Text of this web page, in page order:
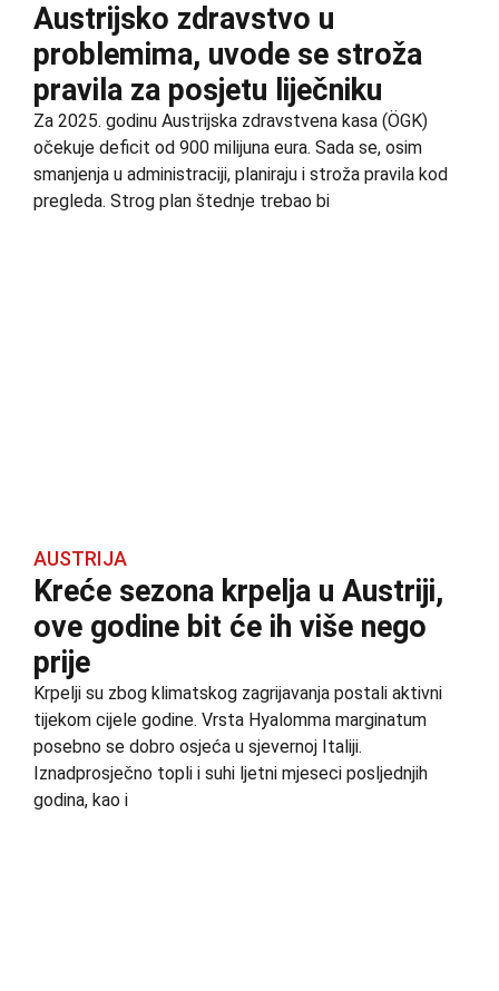
Austrijsko zdravstvo u
problemima, uvode se stroža
pravila za posjetu liječniku
Za 2025. godinu Austrijska zdravstvena kasa (ÖGK)
očekuje deficit od 900 milijuna eura. Sada se, osim
smanjenja u administraciji, planiraju i stroža pravila kod
pregleda. Strog plan štednje trebao bi
AUSTRIJA
Kreće sezona krpelja u Austriji,
ove godine bit će ih više nego
prije
Krpelji su zbog klimatskog zagrijavanja postali aktivni
tijekom cijele godine. Vrsta Hyalomma marginatum
posebno se dobro osjeća u sjevernoj Italiji.
Iznadprosječno topli i suhi ljetni mjeseci posljednjih
godina, kao i